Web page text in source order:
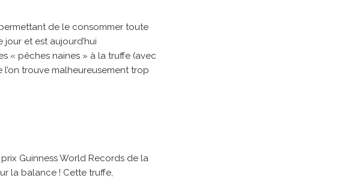
de le consommer toute
et est aujourd’hui
« pêches naines » à la truffe (avec
trouve malheureusement trop
Guinness World Records de la
la balance ! Cette truffe,